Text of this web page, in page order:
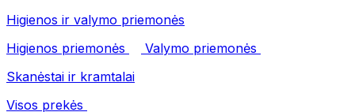
Higienos ir valymo priemonės
Higienos priemonės
Valymo priemonės
Skanėstai ir kramtalai
Visos prekės